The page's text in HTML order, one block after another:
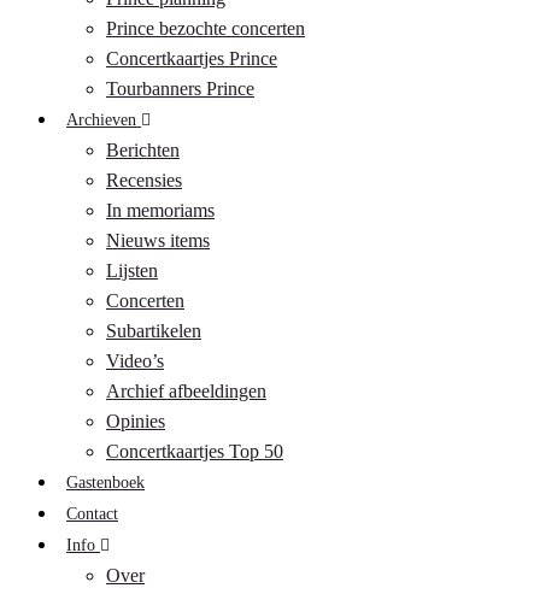
Prince bezochte concerten
Concertkaartjes Prince
Tourbanners Prince
Archieven
Berichten
Recensies
In memoriams
Nieuws items
Lijsten
Concerten
Subartikelen
Video’s
Archief afbeeldingen
Opinies
Concertkaartjes Top 50
Gastenboek
Contact
Info
Over